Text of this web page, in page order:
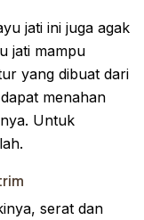
jati ini juga agak
jati mampu
yang dibuat dari
menahan
Untuk
serat dan